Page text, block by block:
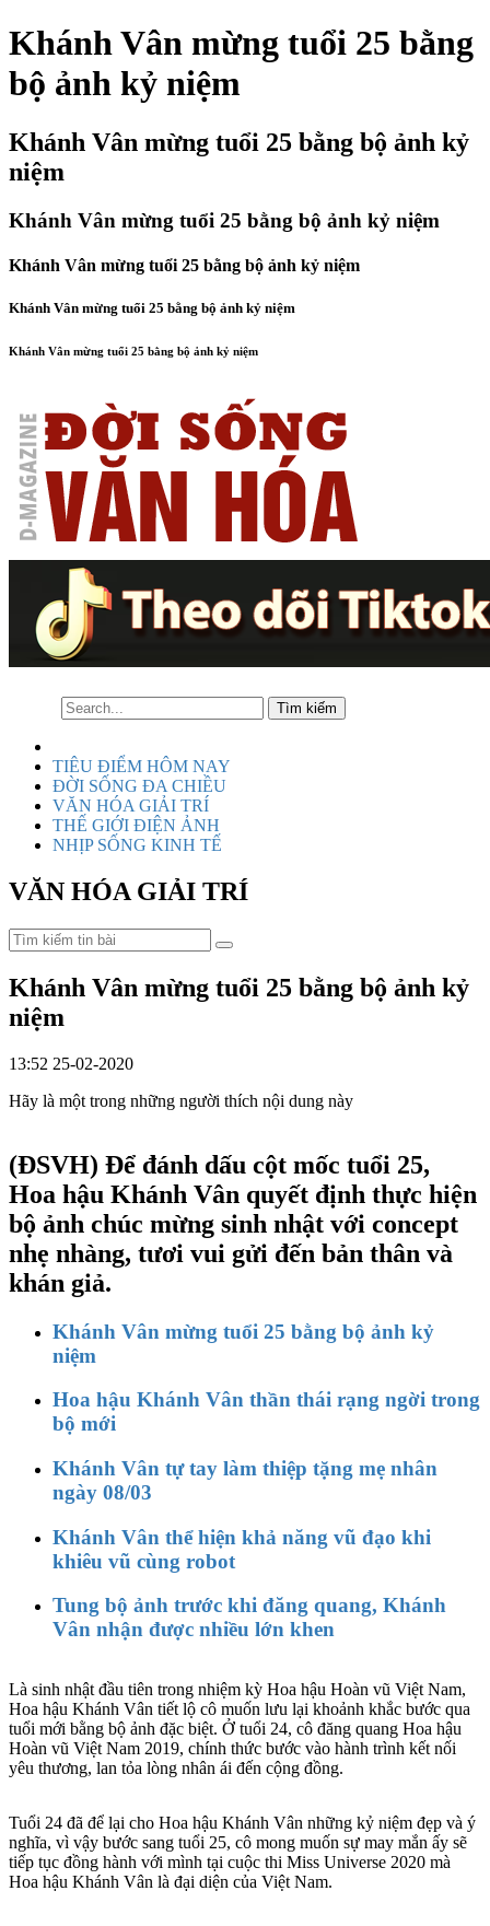
Khánh Vân mừng tuổi 25 bằng
bộ ảnh kỷ niệm
Khánh Vân mừng tuổi 25 bằng bộ ảnh kỷ
niệm
Khánh Vân mừng tuổi 25 bằng bộ ảnh kỷ niệm
Khánh Vân mừng tuổi 25 bằng bộ ảnh kỷ niệm
Khánh Vân mừng tuổi 25 bằng bộ ảnh kỷ niệm
Khánh Vân mừng tuổi 25 bằng bộ ảnh kỷ niệm
TIÊU ĐIỂM HÔM NAY
ĐỜI SỐNG ĐA CHIỀU
VĂN HÓA GIẢI TRÍ
THẾ GIỚI ĐIỆN ẢNH
NHỊP SỐNG KINH TẾ
VĂN HÓA GIẢI TRÍ
Khánh Vân mừng tuổi 25 bằng bộ ảnh kỷ
niệm
13:52 25-02-2020
Hãy là một trong những người thích nội dung này
(ĐSVH) Để đánh dấu cột mốc tuổi 25,
Hoa hậu Khánh Vân quyết định thực hiện
bộ ảnh chúc mừng sinh nhật với concept
nhẹ nhàng, tươi vui gửi đến bản thân và
khán giả.
Khánh Vân mừng tuổi 25 bằng bộ ảnh kỷ
niệm
Hoa hậu Khánh Vân thần thái rạng ngời trong
bộ mới
Khánh Vân tự tay làm thiệp tặng mẹ nhân
ngày 08/03
Khánh Vân thể hiện khả năng vũ đạo khi
khiêu vũ cùng robot
Tung bộ ảnh trước khi đăng quang, Khánh
Vân nhận được nhiều lớn khen
Là sinh nhật đầu tiên trong nhiệm kỳ Hoa hậu Hoàn vũ Việt Nam,
Hoa hậu Khánh Vân tiết lộ cô muốn lưu lại khoảnh khắc bước qua
tuổi mới bằng bộ ảnh đặc biệt. Ở tuổi 24, cô đăng quang Hoa hậu
Hoàn vũ Việt Nam 2019, chính thức bước vào hành trình kết nối
yêu thương, lan tỏa lòng nhân ái đến cộng đồng.
Tuổi 24 đã để lại cho Hoa hậu Khánh Vân những kỷ niệm đẹp và ý
nghĩa, vì vậy bước sang tuổi 25, cô mong muốn sự may mắn ấy sẽ
tiếp tục đồng hành với mình tại cuộc thi Miss Universe 2020 mà
Hoa hậu Khánh Vân là đại diện của Việt Nam.